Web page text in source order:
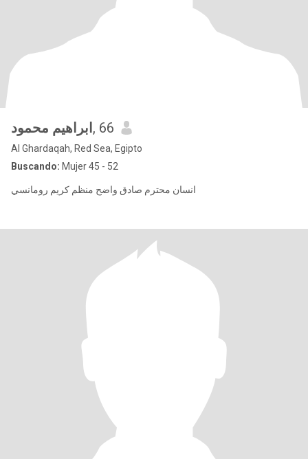
ابراهيم محمود , 66
Al Ghardaqah, Red Sea, Egipto
Buscando: Mujer 45 - 52
انسان محترم صادق واضح منظم كريم رومانسي